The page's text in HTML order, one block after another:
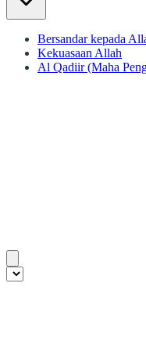
Bersandar kepada
Kekuasaan Allah
Al Qadiir (Maha